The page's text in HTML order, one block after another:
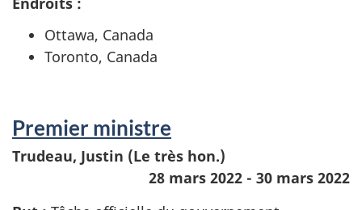
Ottawa, Canada
Toronto, Canada
Premier ministre
Trudeau, Justin (Le très hon.)
28 mars 2022 - 30 mars 2022